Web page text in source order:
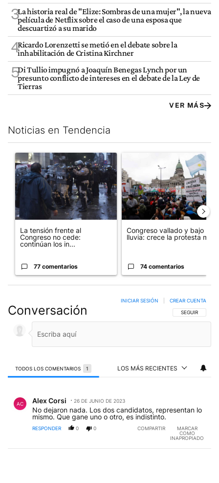
3La historia real de "Elize: Sombras de una mujer", la nueva
película de Netflix sobre el caso de una esposa que
descuartizó a su marido
4Ricardo Lorenzetti se metió en el debate sobre la
inhabilitación de Cristina Kirchner
5Di Tullio impugnó a Joaquín Benegas Lynch por un
presunto conflicto de intereses en el debate de la Ley de
Tierras
VER MÁS
Noticias en Tendencia
Este listado muestra los artículos con más comentarios en los
Un artículo de tendencia con el título "La tensión frente al
La tensión frente al
Congreso no cede:
continúan los in...
77 comentarios
Un artículo de tendencia
Congreso vallado y bajo la
lluvia: crece la protesta mi...
74 comentarios
Conversación SIGA ESTA
SEGUIR
INICIAR SESIÓN CREAR CUENTA
TODOS LOS COMENTARIOS 1 LOS MÁS RECIENTES
AC Alex Corsi 26 DE JUNIO DE 2023
No dejaron nada. Los dos candidatos, representan lo
mismo. Que gane uno o otro, es indistinto.
RESPONDER 0 0 COMPARTIR
MARCAR
COMO
INAPROPIADO